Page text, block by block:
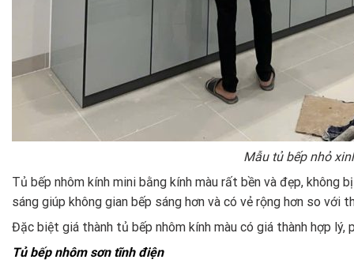
Mẫu tủ bếp nhỏ
Tủ bếp nhôm kính mini bằng kính màu rất bền và đẹp, không
sáng giúp không gian bếp sáng hơn và có vẻ rộng hơn so với
Đặc biệt giá thành tủ bếp nhôm kính màu có giá thành hợp
Tủ bếp nhôm sơn tĩnh điện